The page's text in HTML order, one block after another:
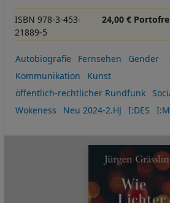
ISBN 978-3-453-
21889-5
24,00 €
Autobiografie Fernsehen
Gender
Kommunikation
Kunst
öffentlich-rechtlicher Rundfunk
Wokeness
Neu 2024-2.HJ I:DES